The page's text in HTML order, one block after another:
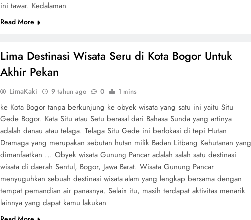
ini tawar. Kedalaman
Read More
Lima Destinasi Wisata Seru di Kota Bogor Untuk
Akhir Pekan
LimaKaki 9 tahun ago 0 1 mins
ke Kota Bogor tanpa berkunjung ke obyek wisata yang satu ini yaitu Situ
Gede Bogor. Kata Situ atau Setu berasal dari Bahasa Sunda yang artinya
adalah danau atau telaga. Telaga Situ Gede ini berlokasi di tepi Hutan
Dramaga yang merupakan sebutan hutan milik Badan Litbang Kehutanan yang
dimanfaatkan ... Obyek wisata Gunung Pancar adalah salah satu destinasi
wisata di daerah Sentul, Bogor, Jawa Barat. Wisata Gunung Pancar
menyuguhkan sebuah destinasi wisata alam yang lengkap bersama dengan
tempat pemandian air panasnya. Selain itu, masih terdapat aktivitas menarik
lainnya yang dapat kamu lakukan